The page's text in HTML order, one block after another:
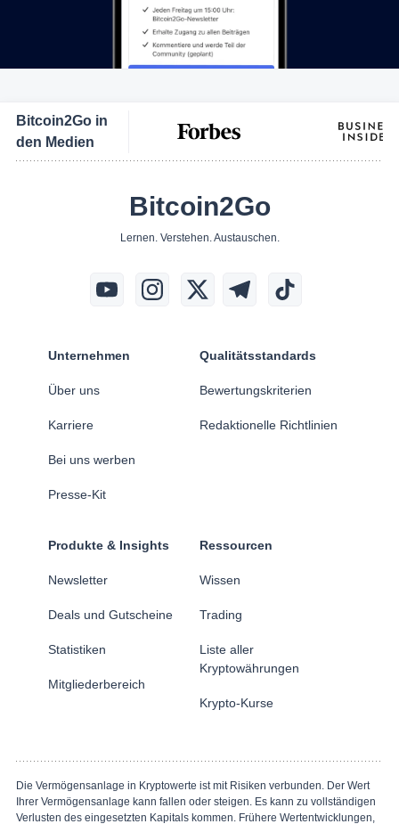
Bitcoin2Go in
den Medien
Bitcoin2Go
Lernen. Verstehen. Austauschen.
Unternehmen
Über uns
Karriere
Bei uns werben
Presse-Kit
Qualitätsstandards
Bewertungskriterien
Redaktionelle Richtlinien
Produkte & Insights
Newsletter
Deals und Gutscheine
Statistiken
Mitgliederbereich
Ressourcen
Wissen
Trading
Liste aller
Kryptowährungen
Krypto-Kurse
Die Vermögensanlage in Kryptowerte ist mit Risiken verbunden. Der Wert
Ihrer Vermögensanlage kann fallen oder steigen. Es kann zu vollständigen
Verlusten des eingesetzten Kapitals kommen. Frühere Wertentwicklungen,